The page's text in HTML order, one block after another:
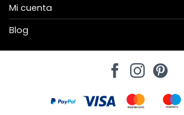
Mi cuenta
Blog